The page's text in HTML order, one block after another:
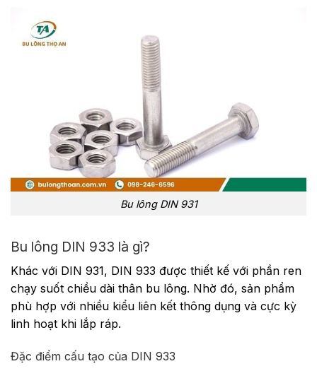
Bu lông DIN 931
Bu lông DIN 933 là gì?
Khác với DIN 931, DIN 933 được thiết kế với phần ren
chạy suốt chiều dài thân bu lông. Nhờ đó, sản phẩm
phù hợp với nhiều kiểu liên kết thông dụng và cực kỳ
linh hoạt khi lắp ráp.
Đặc điểm cấu tạo của DIN 933